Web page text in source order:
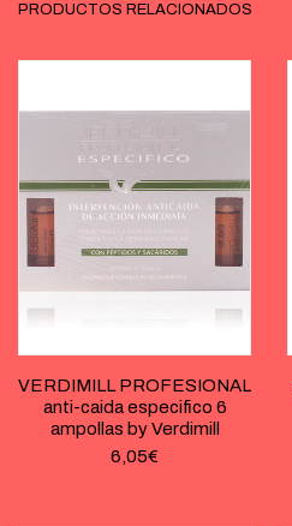
PRODUCTOS RELACIONADOS
VERDIMILL PROFESIONAL
anti-caida especifico 6
ampollas by Verdimill
6,05€